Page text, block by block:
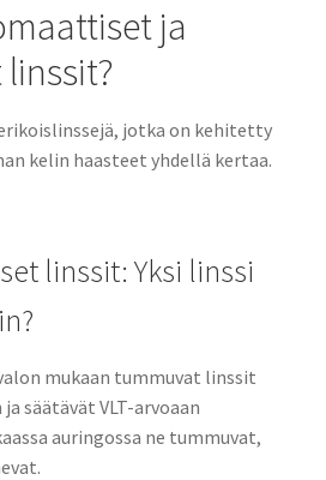
ja
jotka on kehitetty
kelin haasteet yhdellä kertaa.
linssit: Yksi linssi
mukaan tummuvat linssit
säätävät VLT-arvoaan
auringossa ne tummuvat,